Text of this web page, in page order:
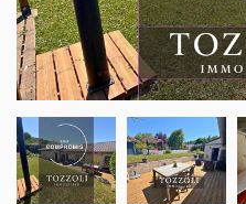
Notre agence
Mag & actus
Contactez-nous